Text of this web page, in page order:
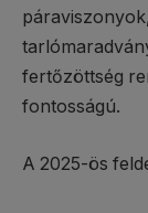
fertőzöttség
fontosságú.
A 2025-ös